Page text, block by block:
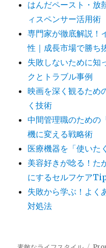
はんだペースト・放
ィスペンサー活用術
専門家が徹底解説！
性｜成長市場で勝ち
失敗しないために知
クとトラブル事例
映画を深く観るため
く技術
中間管理職のための
機に変える戦略術
医療機器を「使いた
美容好きが唸る！た
にするセルフケア
失敗から学ぶ！よく
対処法